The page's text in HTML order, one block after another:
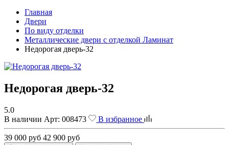
Главная
Двери
По виду отделки
Металлические двери с отделкой Ламинат
Недорогая дверь-32
Недорогая дверь-32
5.0
В наличии Арт: 008473 В избранное
39 000 руб 42 900 руб